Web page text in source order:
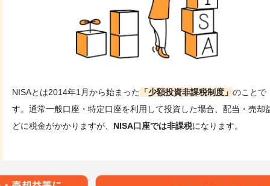
NISAとは2014年1月から始まった 「少額投資非課税制度」 のことで
す。通常一般口座・特定口座を利用して投資した場合、配当・売却
どに税金がかかりますが、 NISA口座では非課税になります。